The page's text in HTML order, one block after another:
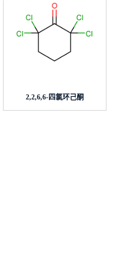
2,2,6,6-四氯环己酮